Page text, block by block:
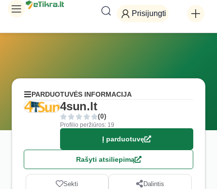
Prisijungti
PARDUOTUVĖS INFORMACIJA
4sun.lt
(0)
Profilio peržiūros: 19
Į parduotuvę
Rašyti atsiliepimą
Sekti Dalintis